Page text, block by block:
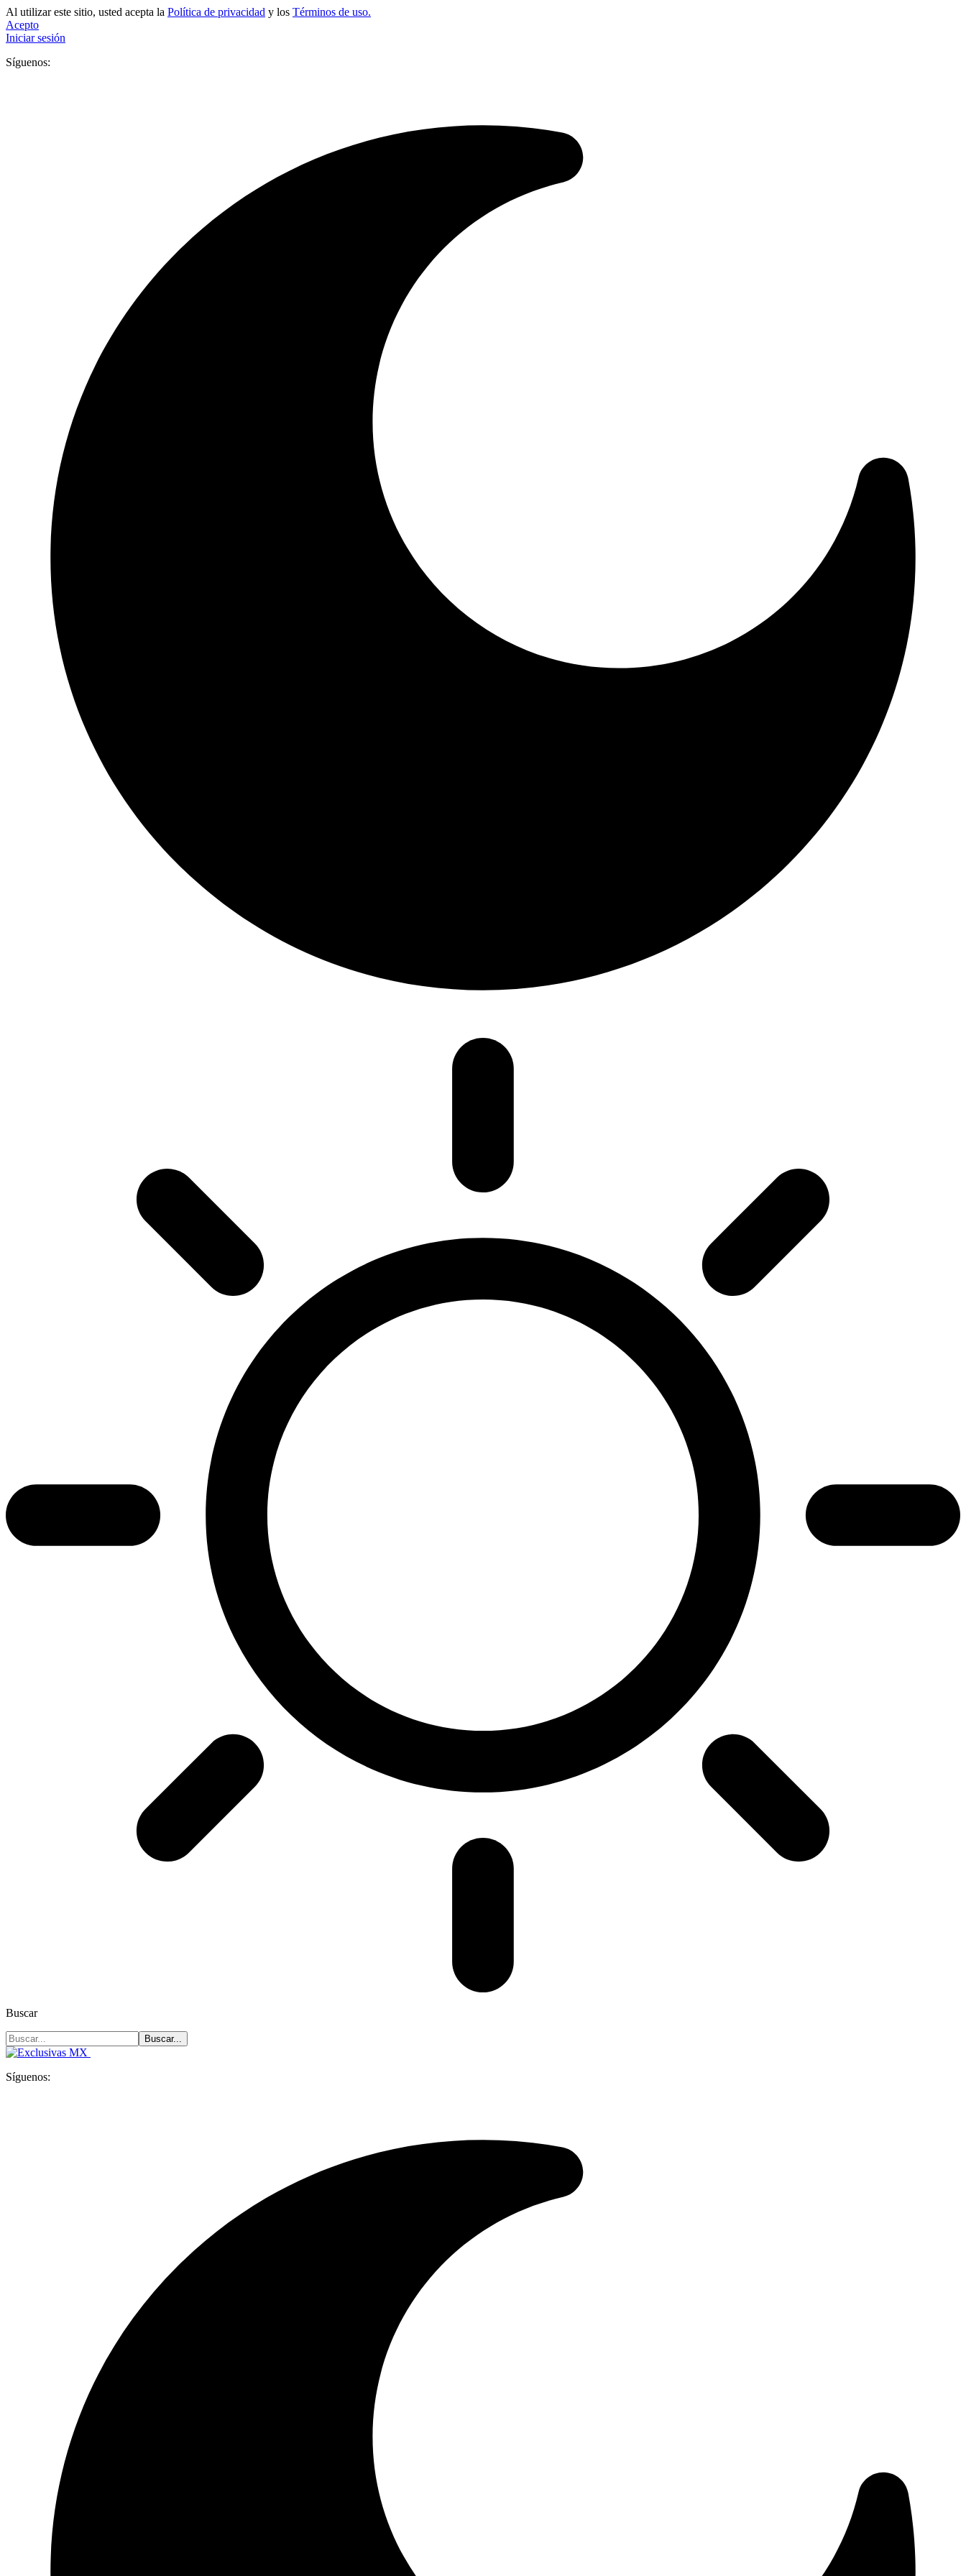
Al utilizar este sitio, usted acepta la Política de privacidad y los Términos de uso.
Acepto
Iniciar sesión
Síguenos:
Buscar
Síguenos: